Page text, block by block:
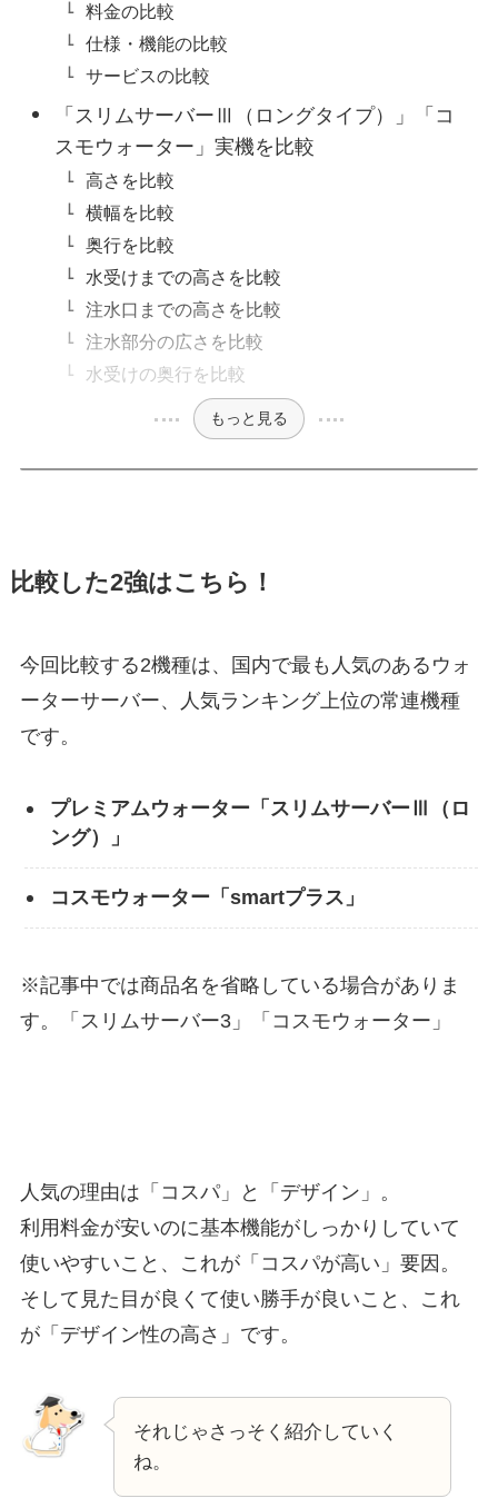
料金の比較
仕様・機能の比較
サービスの比較
「スリムサーバーⅢ（ロングタイプ）」「コ
スモウォーター」実機を比較
高さを比較
横幅を比較
奥行を比較
水受けまでの高さを比較
注水口までの高さを比較
注水部分の広さを比較
水受けの奥行を比較
もっと見る
比較した2強はこちら！
今回比較する2機種は、国内で最も人気のあるウォ
ーターサーバー、人気ランキング上位の常連機種
です。
プレミアムウォーター「スリムサーバーⅢ（ロ
ング）」
コスモウォーター「smartプラス」
※記事中では商品名を省略している場合がありま
す。「スリムサーバー3」「コスモウォーター」
人気の理由は「コスパ」と「デザイン」。
利用料金が安いのに基本機能がしっかりしていて
使いやすいこと、これが「コスパが高い」要因。
そして見た目が良くて使い勝手が良いこと、これ
が「デザイン性の高さ」です。
それじゃさっそく紹介していく
ね。